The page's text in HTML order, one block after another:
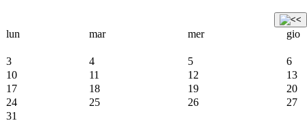
lun
mar mer gio
3 4 5
6
10
11 12
13
17
18 19
20
24
25 26
27
31